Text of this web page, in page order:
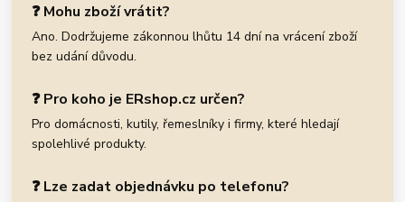
❓ Mohu zboží vrátit?
Ano. Dodržujeme zákonnou lhůtu 14 dní na vrácení zboží
bez udání důvodu.
❓ Pro koho je ERshop.cz určen?
Pro domácnosti, kutily, řemeslníky i firmy, které hledají
spolehlivé produkty.
❓ Lze zadat objednávku po telefonu?